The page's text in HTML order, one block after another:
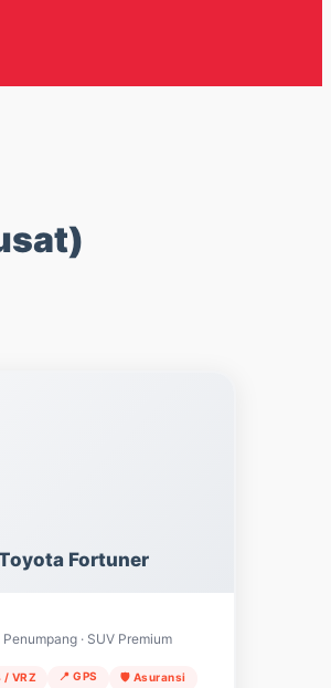
Fortuner
Penumpang · SUV Premium
VRZ 📍 GPS 🛡️ Asuransi